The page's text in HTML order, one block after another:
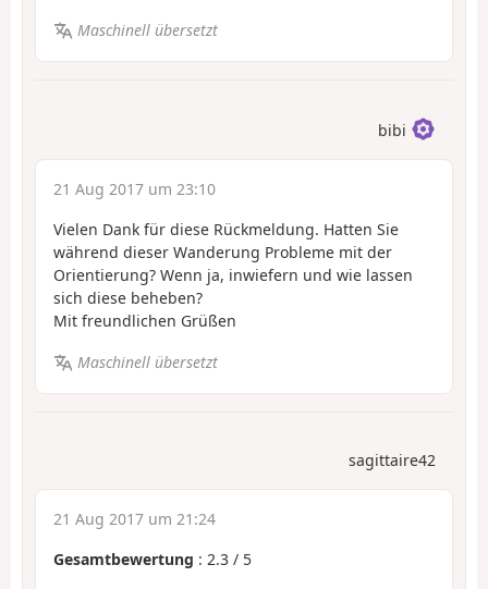
Maschinell übersetzt
bibi
21 Aug 2017 um 23:10
Vielen Dank für diese Rückmeldung. Hatten Sie
während dieser Wanderung Probleme mit der
Orientierung? Wenn ja, inwiefern und wie lassen
sich diese beheben?
Mit freundlichen Grüßen
Maschinell übersetzt
sagittaire42
21 Aug 2017 um 21:24
Gesamtbewertung : 2.3 / 5